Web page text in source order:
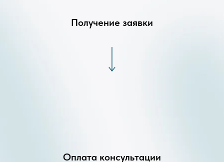
Получение заявки
Оплата консультации